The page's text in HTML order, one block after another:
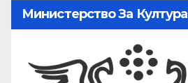
Министерство За Култура